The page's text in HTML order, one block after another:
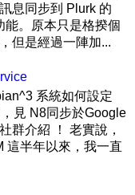
息同步到 Plurk 的
能。原本只是格揆個
但是經過一陣加...
系統如何設定
見 N8同步於Google
群介紹 ！ 老實說，
這半年以來，我一直